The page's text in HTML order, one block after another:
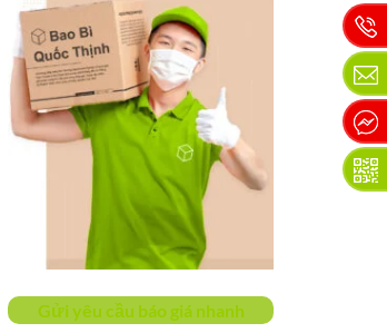
Gửi yêu cầu báo giá nhanh